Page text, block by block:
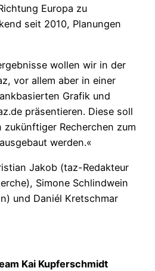
Europa zu
seit 2010, Planungen
wollen wir in der
vor allem aber in einer
Grafik und
präsentieren. Diese soll
zukünftiger Recherchen zum
werden.«
Jakob (taz-Redakteur
Simone Schlindwein
und Daniél Kretschmar
Kai Kupferschmidt